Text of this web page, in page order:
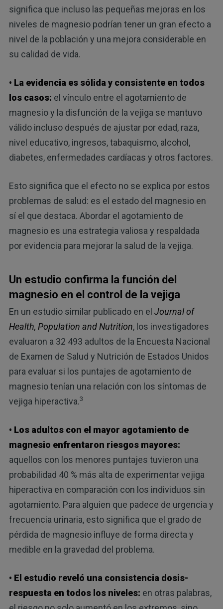
significa que incluso las pequeñas mejoras en los
niveles de magnesio podrían tener un gran efecto a
nivel de la población y una mejora considerable en
su calidad de vida.
• La evidencia es sólida y consistente en todos
los casos: el vínculo entre el agotamiento de
magnesio y la disfunción de la vejiga se mantuvo
válido incluso después de ajustar por edad, raza,
nivel educativo, ingresos, tabaquismo, alcohol,
diabetes, enfermedades cardíacas y otros factores.
Esto significa que el efecto no se explica por estos
problemas de salud: es el estado del magnesio en
sí el que destaca. Abordar el agotamiento de
magnesio es una estrategia valiosa y respaldada
por evidencia para mejorar la salud de la vejiga.
Un estudio confirma la función del
magnesio en el control de la vejiga
En un estudio similar publicado en el Journal of
Health, Population and Nutrition, los investigadores
evaluaron a 32 493 adultos de la Encuesta Nacional
de Examen de Salud y Nutrición de Estados Unidos
para evaluar si los puntajes de agotamiento de
magnesio tenían una relación con los síntomas de
vejiga hiperactiva.3
• Los adultos con el mayor agotamiento de
magnesio enfrentaron riesgos mayores:
aquellos con los menores puntajes tuvieron una
probabilidad 40 % más alta de experimentar vejiga
hiperactiva en comparación con los individuos sin
agotamiento. Para alguien que padece de urgencia y
frecuencia urinaria, esto significa que el grado de
pérdida de magnesio influye de forma directa y
medible en la gravedad del problema.
• El estudio reveló una consistencia dosis-
respuesta en todos los niveles: en otras palabras,